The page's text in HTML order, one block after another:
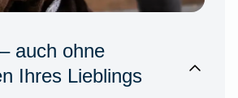
auch ohne
Ihres Lieblings